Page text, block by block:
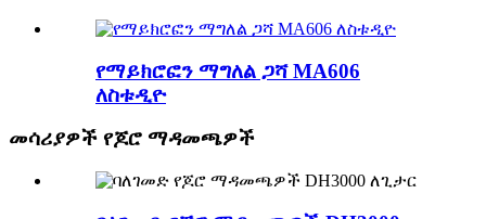
የማይክሮፎን ማግለል ጋሻ MA606
ለስቱዲዮ
መሳሪያዎች የጆሮ ማዳመጫዎች